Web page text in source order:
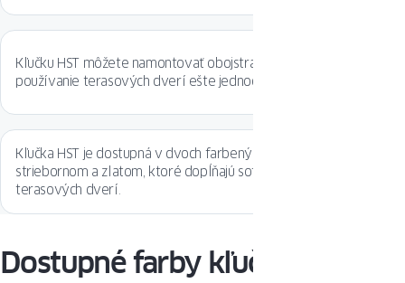
Kľučku HST môžete namontovať obojstranne, vďaka čomu je
používanie terasových dverí ešte jednoduchšie a pohodlnejšie.
Kľučka HST je dostupná v dvoch farbených prevedeniach:
striebornom a zlatom, ktoré dopĺňajú sofistikované kompozície
terasových dverí.
Dostupné farby kľučky HST